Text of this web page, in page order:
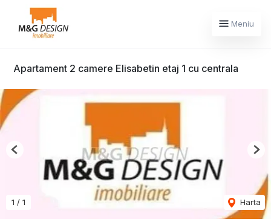
Meniu
Apartament 2 camere Elisabetin etaj 1 cu centrala
1 / 1 Harta
Previous